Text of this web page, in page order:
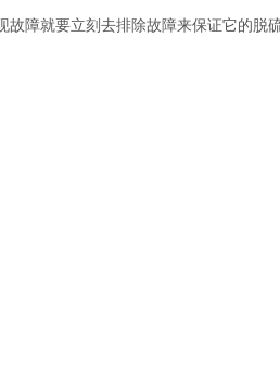
障就要立刻去排除故障来保证它的脱硫